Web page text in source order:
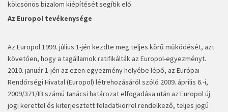
kölcsönös bizalom kiépítését segítik elő.
Az Europol tevékenysége
Az Europol 1999. július 1-jén kezdte meg teljes körű működését, azt
követően, hogy a tagállamok ratifikálták az Europol-egyezményt.
2010. január 1-jén az ezen egyezmény helyébe lépő, az Európai
Rendőrségi Hivatal (Europol) létrehozásáról szóló 2009. április 6.-i,
2009/371/IB számú tanácsi határozat elfogadása után az Europol új
jogi kerettel és kiterjesztett feladatkörrel rendelkező, teljes jogú